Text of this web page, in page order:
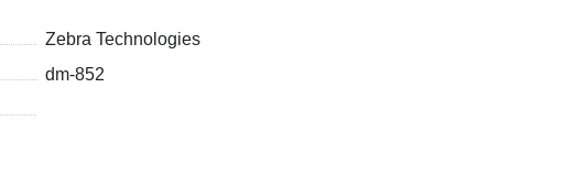
Zebra Technologies
dm-852